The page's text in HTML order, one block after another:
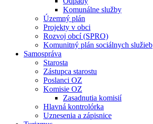
Komunálne služby
Územný plán
Projekty v obci
Rozvoj obcí (SPRO)
Komunitný plán sociálnych služieb
Samospráva
Starosta
Zástupca starostu
Poslanci OZ
Komisie OZ
Zasadnutia komisií
Hlavná kontrolórka
Uznesenia a zápisnice